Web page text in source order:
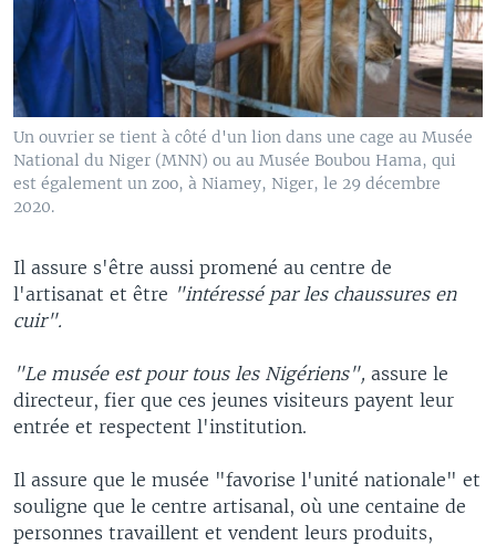
Un ouvrier se tient à côté d'un lion dans une cage au Musée
National du Niger (MNN) ou au Musée Boubou Hama, qui
est également un zoo, à Niamey, Niger, le 29 décembre
2020.
Il assure s'être aussi promené au centre de
l'artisanat et être "intéressé par les chaussures en
cuir".
"Le musée est pour tous les Nigériens", assure le
directeur, fier que ces jeunes visiteurs payent leur
entrée et respectent l'institution.
Il assure que le musée "favorise l'unité nationale" et
souligne que le centre artisanal, où une centaine de
personnes travaillent et vendent leurs produits,